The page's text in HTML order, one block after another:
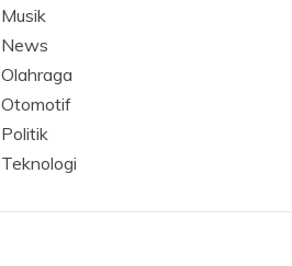
Musik
News
Olahraga
Otomotif
Politik
Teknologi